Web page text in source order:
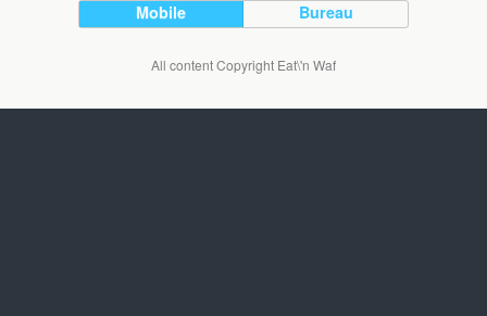
Mobile Bureau
All content Copyright Eat\'n Waf